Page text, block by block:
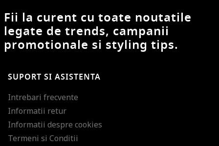
Fii la curent cu toate noutatile
legate de trends, campanii
promotionale si styling tips.
SUPORT SI ASISTENTA
Intrebari frecvente
Informatii retur
Informatii despre cookies
Termeni si Conditii